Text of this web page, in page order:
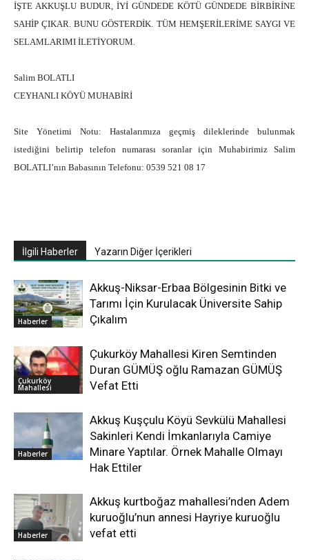
İŞTE AKKUŞLU BUDUR, İYİ GÜNDEDE KÖTÜ GÜNDEDE BİRBİRİNE
SAHİP ÇIKAR. BUNU GÖSTERDİK. TÜM HEMŞERİLERİME SAYGI VE
SELAMLARIMI İLETİYORUM.
Salim BOLATLI
CEYHANLI KÖYÜ MUHABİRİ
Site Yönetimi Notu: Hastalarımıza geçmiş dileklerinde bulunmak
istediğini belirtip telefon numarası soranlar için Muhabirimiz Salim
BOLATLI’nın Babasının Telefonu: 0539 521 08 17
İlgili Haberler Yazarın Diğer İçerikleri
Haberler
Akkuş-Niksar-Erbaa Bölgesinin Bitki ve
Tarımı İçin Kurulacak Üniversite Sahip
Çıkalım
Çukurköy
Mahallesi
Çukurköy Mahallesi Kiren Semtinden
Duran GÜMÜŞ oğlu Ramazan GÜMÜŞ
Vefat Etti
Haberler
Akkuş Kuşçulu Köyü Sevkülü Mahallesi
Sakinleri Kendi İmkanlarıyla Camiye
Minare Yaptılar. Örnek Mahalle Olmayı
Hak Ettiler
Haberler
Akkuş kurtboğaz mahallesi’nden Adem
kuruoğlu’nun annesi Hayriye kuruoğlu
vefat etti